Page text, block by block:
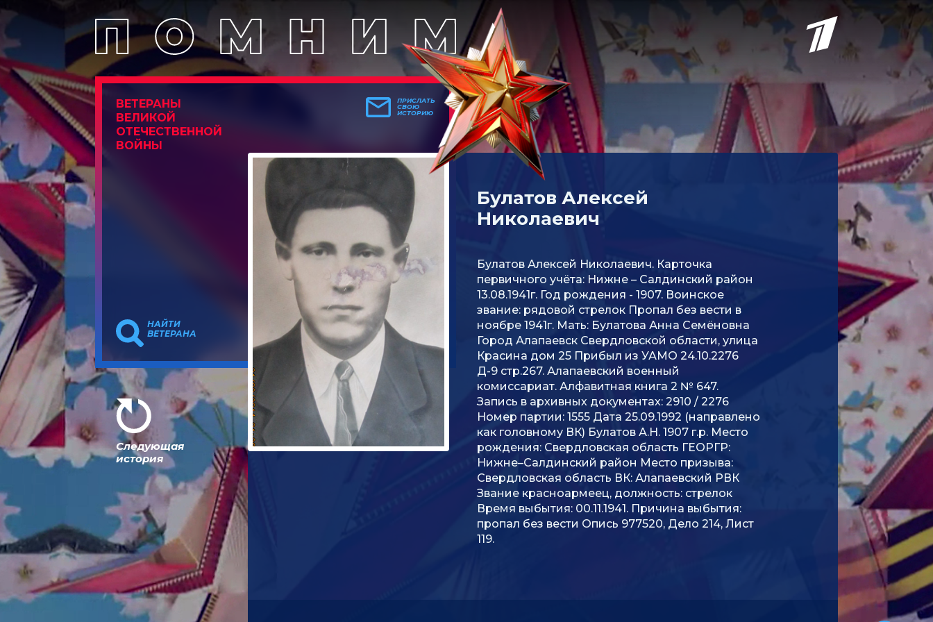
ВЕТЕРАНЫ
ВЕЛИКОЙ
ОТЕЧЕСТВЕННОЙ
ВОЙНЫ
ПРИСЛАТЬ
СВОЮ
ИСТОРИЮ
НАЙТИ
ВЕТЕРАНА
Следующая
история
Булатов Алексей
Николаевич
Булатов Алексей Николаевич. Карточка
первичного учёта: Нижне – Салдинский район
13.08.1941г. Год рождения - 1907. Воинское
звание: рядовой стрелок Пропал без вести в
ноябре 1941г. Мать: Булатова Анна Семёновна
Город Алапаевск Свердловской области, улица
Красина дом 25 Прибыл из УАМО 24.10.2276
Д-9 стр.267. Алапаевский военный
комиссариат. Алфавитная книга 2 № 647.
Запись в архивных документах: 2910 / 2276
Номер партии: 1555 Дата 25.09.1992 (направлено
как головному ВК) Булатов А.Н. 1907 г.р. Место
рождения: Свердловская область ГЕОРГР:
Нижне–Салдинский район Место призыва:
Свердловская область ВК: Алапаевский РВК
Звание красноармеец, должность: стрелок
Время выбытия: 00.11.1941. Причина выбытия:
пропал без вести Опись 977520, Дело 214, Лист
119.